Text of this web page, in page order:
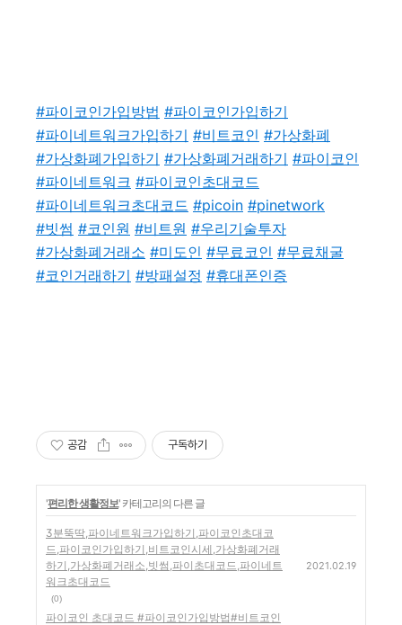
#파이코인가입방법 #파이코인가입하기
#파이네트워크가입하기 #비트코인 #가상화폐
#가상화폐가입하기 #가상화폐거래하기 #파이코인
#파이네트워크 #파이코인초대코드
#파이네트워크초대코드 #picoin #pinetwork
#빗썸 #코인원 #비트원 #우리기술투자
#가상화폐거래소 #미도인 #무료코인 #무료채굴
#코인거래하기 #방패설정 #휴대폰인증
공감 구독하기
'편리한 생활정보' 카테고리의 다른 글
3분뚝딱,파이네트워크가입하기,파이코인초대코
드,파이코인가입하기,비트코인시세,가상화폐거래
하기,가상화폐거래소,빗썸,파이초대코드,파이네트
워크초대코드
(0)
2021.02.19
파이코인 초대코드 #파이코인가입방법#비트코인